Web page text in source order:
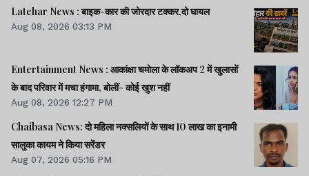
Latehar News : बाइक-कार की जोरदार टक्‍कर,दो घायल
Aug 08, 2026 03:13 PM
Entertainment News : आकांक्षा चमोला के लॉकअप 2 में खुलासों
के बाद परिवार में मचा हंगामा, बोलीं- कोई खुश नहीं
Aug 08, 2026 12:27 PM
Chaibasa News: दो महिला नक्सलियों के साथ 10 लाख का इनामी
सालुका कायम ने किया सरेंडर
Aug 07, 2026 05:16 PM